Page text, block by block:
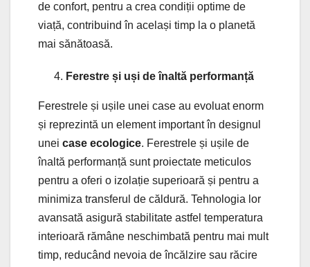
de confort, pentru a crea condiții optime de
viață, contribuind în același timp la o planetă
mai sănătoasă.
Ferestre și uși de înaltă performanță
Ferestrele și ușile unei case au evoluat enorm
și reprezintă un element important în designul
unei case ecologice. Ferestrele și ușile de
înaltă performanță sunt proiectate meticulos
pentru a oferi o izolație superioară și pentru a
minimiza transferul de căldură. Tehnologia lor
avansată asigură stabilitate astfel temperatura
interioară rămâne neschimbată pentru mai mult
timp, reducând nevoia de încălzire sau răcire